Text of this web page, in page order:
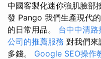
中國客製化迷你強肌臉部
發 Pango 我們生產現代
的日常用品。 台中中清路
公司的推薦服務 對我們來
多錢。 Google SEO操作